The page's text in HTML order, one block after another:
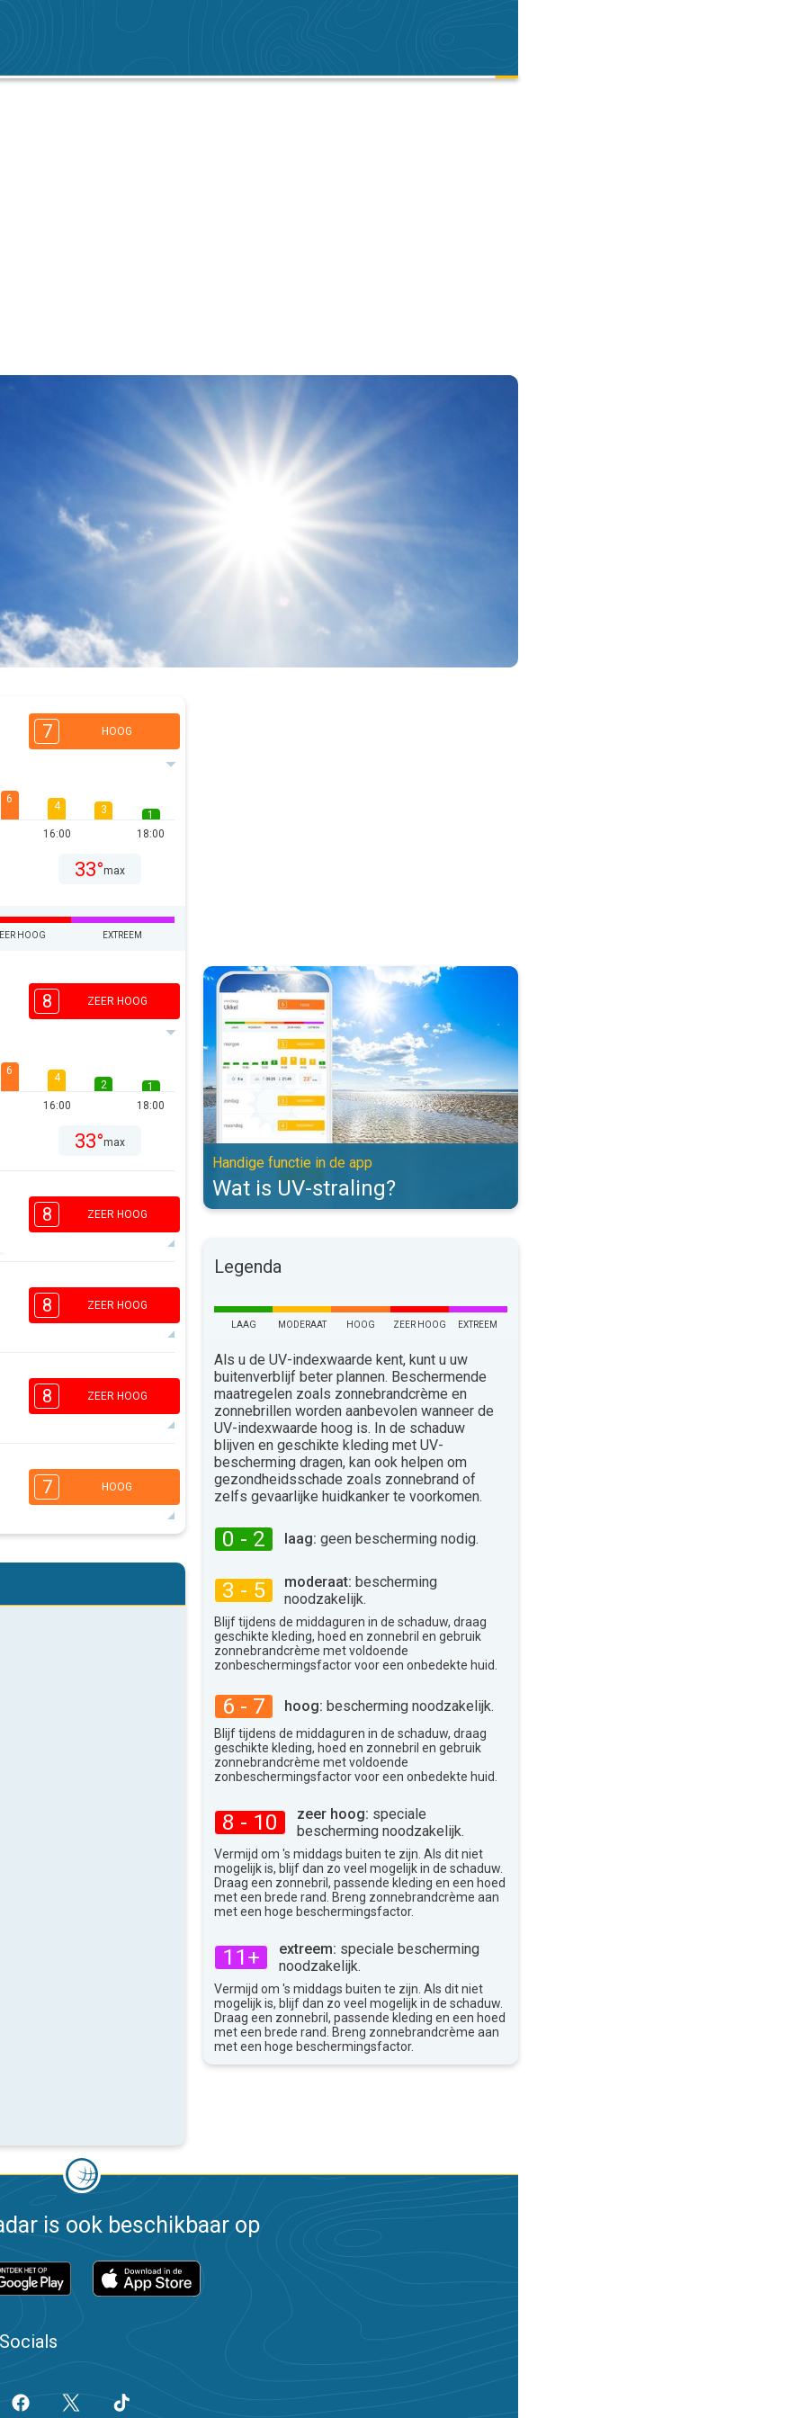
7 HOOG
6
4
16:00
3
1
18:00
33°max
HOOG EXTREEM
8 ZEER HOOG
6
4
16:00
2
1
18:00
33°max
8 ZEER HOOG
3
16:00
2
30°max
8 ZEER HOOG
5
16:00
31°max
8 ZEER HOOG
4
16:00
32°max
7 HOOG
4 3
Wat is UV-straling?. Handige functie in de app. . .
Handige functie in de app
Wat is UV-straling?
Legenda
LAAG MODERAAT HOOG ZEER HOOG EXTREEM
Als u de UV-indexwaarde kent, kunt u uw
buitenverblijf beter plannen. Beschermende
maatregelen zoals zonnebrandcrème en
zonnebrillen worden aanbevolen wanneer de
UV-indexwaarde hoog is. In de schaduw
blijven en geschikte kleding met UV-
bescherming dragen, kan ook helpen om
gezondheidsschade zoals zonnebrand of
zelfs gevaarlijke huidkanker te voorkomen.
0 - 2 laag: geen bescherming nodig.
3 - 5 moderaat: bescherming
noodzakelijk.
Blijf tijdens de middaguren in de schaduw, draag
geschikte kleding, hoed en zonnebril en gebruik
zonnebrandcrème met voldoende
zonbeschermingsfactor voor een onbedekte huid.
6 - 7 hoog: bescherming noodzakelijk.
Blijf tijdens de middaguren in de schaduw, draag
geschikte kleding, hoed en zonnebril en gebruik
zonnebrandcrème met voldoende
zonbeschermingsfactor voor een onbedekte huid.
8 - 10 zeer hoog: speciale
bescherming noodzakelijk.
Vermijd om 's middags buiten te zijn. Als dit niet
mogelijk is, blijf dan zo veel mogelijk in de schaduw.
Draag een zonnebril, passende kleding en een hoed
met een brede rand. Breng zonnebrandcrème aan
met een hoge beschermingsfactor.
11+ extreem: speciale bescherming
noodzakelijk.
Vermijd om 's middags buiten te zijn. Als dit niet
mogelijk is, blijf dan zo veel mogelijk in de schaduw.
Draag een zonnebril, passende kleding en een hoed
met een brede rand. Breng zonnebrandcrème aan
met een hoge beschermingsfactor.
is ook beschikbaar op
Socials